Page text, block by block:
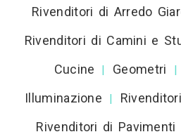
Rivenditori di Arredo
Rivenditori di Camini e
Cucine
| Geometri |
Illuminazione
|
Rivenditori di